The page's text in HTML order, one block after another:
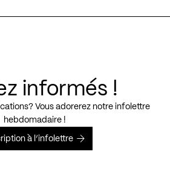
informés !
Vous adorerez notre infolettre
hebdomadaire !
à l’infolettre